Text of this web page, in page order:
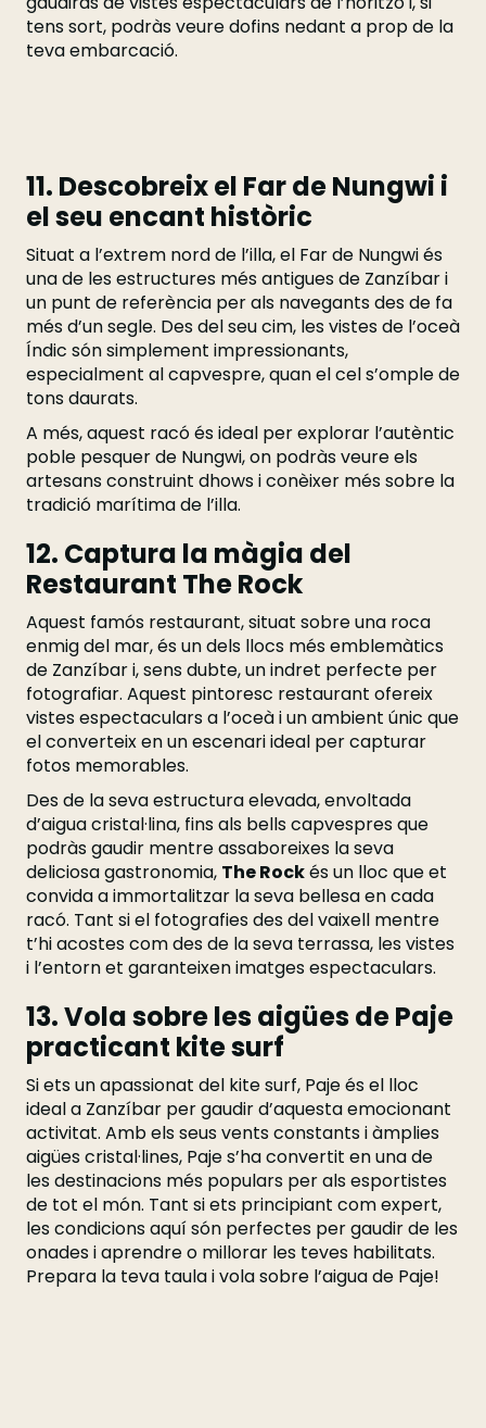
tens sort, podràs veure dofins nedant a prop de la
teva embarcació.
11. Descobreix el Far de Nungwi i
el seu encant històric
Situat a l’extrem nord de l’illa, el Far de Nungwi és
una de les estructures més antigues de Zanzíbar i
un punt de referència per als navegants des de fa
més d’un segle. Des del seu cim, les vistes de l’oceà
Índic són simplement impressionants,
especialment al capvespre, quan el cel s’omple de
tons daurats.
A més, aquest racó és ideal per explorar l’autèntic
poble pesquer de Nungwi, on podràs veure els
artesans construint dhows i conèixer més sobre la
tradició marítima de l’illa.
12. Captura la màgia del
Restaurant The Rock
Aquest famós restaurant, situat sobre una roca
enmig del mar, és un dels llocs més emblemàtics
de Zanzíbar i, sens dubte, un indret perfecte per
fotografiar. Aquest pintoresc restaurant ofereix
vistes espectaculars a l’oceà i un ambient únic que
el converteix en un escenari ideal per capturar
fotos memorables.
Des de la seva estructura elevada, envoltada
d’aigua cristal·lina, fins als bells capvespres que
podràs gaudir mentre assaboreixes la seva
deliciosa gastronomia, The Rockés un lloc que et
convida a immortalitzar la seva bellesa en cada
racó. Tant si el fotografies des del vaixell mentre
t’hi acostes com des de la seva terrassa, les vistes
i l’entorn et garanteixen imatges espectaculars.
13. Vola sobre les aigües de Paje
practicant kite surf
Si ets un apassionat del kite surf, Paje és el lloc
ideal a Zanzíbar per gaudir d’aquesta emocionant
activitat. Amb els seus vents constants i àmplies
aigües cristal·lines, Paje s’ha convertit en una de
les destinacions més populars per als esportistes
de tot el món. Tant si ets principiant com expert,
les condicions aquí són perfectes per gaudir de les
onades i aprendre o millorar les teves habilitats.
Prepara la teva taula i vola sobre l’aigua de Paje!